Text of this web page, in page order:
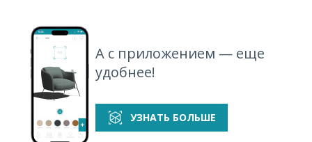
А с приложением — еще
удобнее!
УЗНАТЬ БОЛЬШЕ